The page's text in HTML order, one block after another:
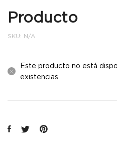
Producto
SKU: N/A
Este producto no está
existencias.